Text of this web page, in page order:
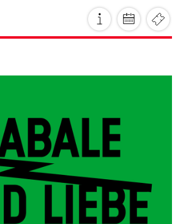
Liederhalle, Beethovensaal
Concert